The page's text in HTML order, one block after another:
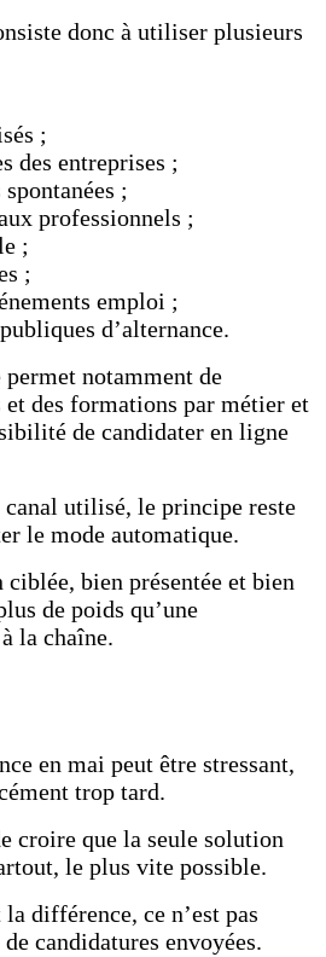
donc à utiliser plusieurs
;
des entreprises ;
;
professionnels ;
;
;
emploi ;
d’alternance.
notamment de
et des formations par métier et
de candidater en ligne
utilisé, le principe reste
le mode automatique.
bien présentée et bien
de poids qu’une
la chaîne.
en mai peut être stressant,
trop tard.
croire que la seule solution
le plus vite possible.
différence, ce n’est pas
candidatures envoyées.